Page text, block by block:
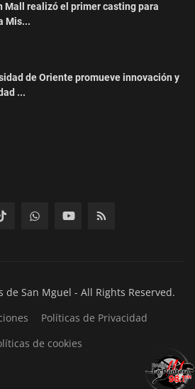
Mall realizó el primer casting para
Mis...
de Oriente promueve innovación y
...
de San Mguel - All Rights Reserved.
Políticas de Privacidad
de cookies